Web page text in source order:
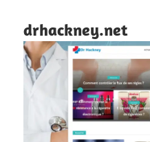
drhackney.net